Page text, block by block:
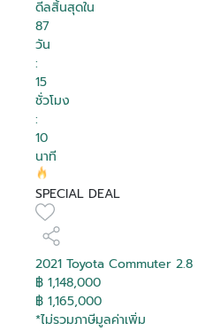
ดีลสิ้นสุดใน
87
วัน
:
15
ชั่วโมง
:
9
นาที
SPECIAL DEAL
2021 Toyota Commuter 2.8
฿ 1,148,000
฿ 1,165,000
*ไม่รวมภาษีมูลค่าเพิ่ม